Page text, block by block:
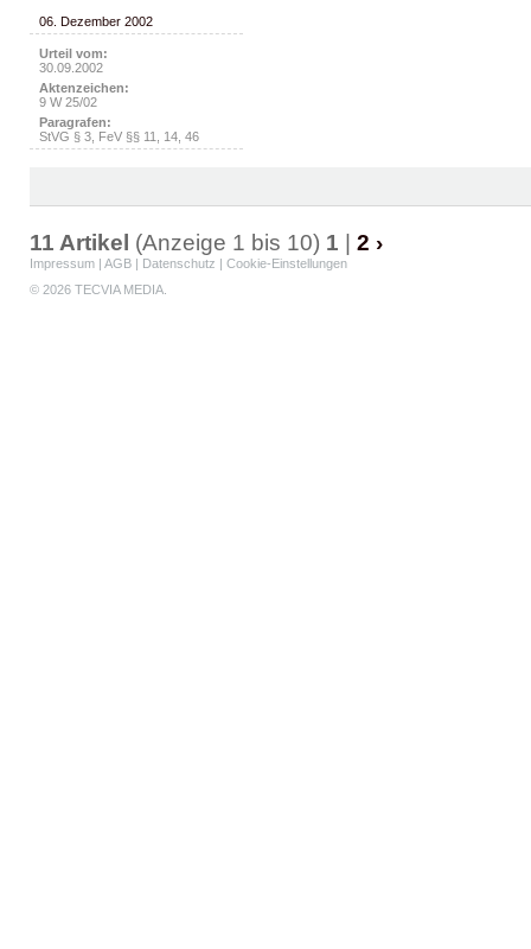
06. Dezember 2002
Urteil vom:
30.09.2002
Aktenzeichen:
9 W 25/02
Paragrafen:
StVG § 3, FeV §§ 11, 14, 46
11 Artikel (Anzeige 1 bis 10) 1 2 ›
Impressum | AGB | Datenschutz | Cookie-Einstellungen
© 2026 TECVIA MEDIA.